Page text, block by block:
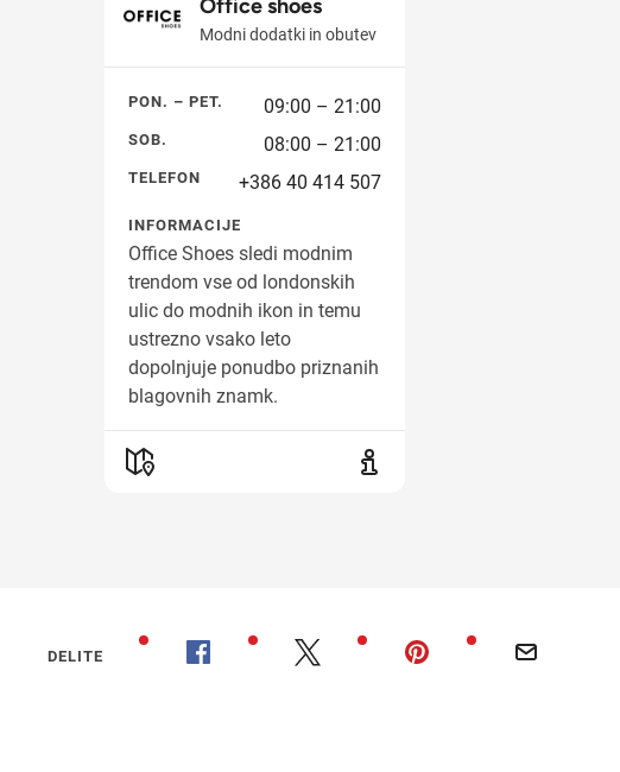
Office shoes
Modni dodatki in obutev
PON. – PET. 09:00 – 21:00
SOB. 08:00 – 21:00
TELEFON +386 40 414 507
INFORMACIJE
Office Shoes sledi modnim
trendom vse od londonskih
ulic do modnih ikon in temu
ustrezno vsako leto
dopolnjuje ponudbo priznanih
blagovnih znamk.
DELITE